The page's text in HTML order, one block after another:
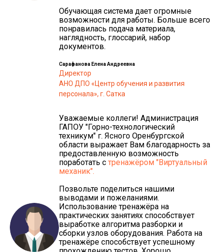
Обучающая система дает огромные
возможности для работы. Больше всего
понравилась подача материала,
наглядность, глоссарий, набор
документов.
Сарафанова Елена Андреевна
Директор
АНО ДПО «Центр обучения и развития
персонала», г. Сатка
Уважаемые коллеги! Администрация
ГАПОУ "Горно-технологический
техникум" г. Ясного Оренбургской
области выражает Вам благодарность за
предоставленную возможность
поработать с тренажёром "Виртуальный
механик".
Позвольте поделиться нашими
выводами и пожеланиями.
Использование тренажёра на
практических занятиях способствует
выработке алгоритма разборки и
сборки узлов оборудования. Работа на
тренажёре способствует успешному